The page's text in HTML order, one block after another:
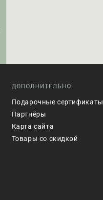
ДОПОЛНИТЕЛЬНО
Подарочные сертификаты
Партнёры
Карта сайта
Товары со скидкой